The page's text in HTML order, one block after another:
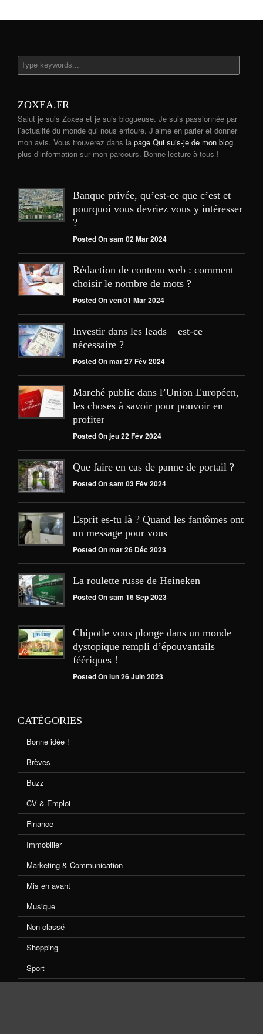
ZOXEA.FR
Salut je suis Zoxea et je suis blogueuse. Je suis passionnée par
l’actualité du monde qui nous entoure. J’aime en parler et donner
mon avis. Vous trouverez dans la page Qui suis-je de mon blog
plus d’information sur mon parcours. Bonne lecture à tous !
Banque privée, qu’est-ce que c’est et
pourquoi vous devriez vous y intéresser
?
Posted On sam 02 Mar 2024
Rédaction de contenu web : comment
choisir le nombre de mots ?
Posted On ven 01 Mar 2024
Investir dans les leads – est-ce
nécessaire ?
Posted On mar 27 Fév 2024
Marché public dans l’Union Européen,
les choses à savoir pour pouvoir en
profiter
Posted On jeu 22 Fév 2024
Que faire en cas de panne de portail ?
Posted On sam 03 Fév 2024
Esprit es-tu là ? Quand les fantômes ont
un message pour vous
Posted On mar 26 Déc 2023
La roulette russe de Heineken
Posted On sam 16 Sep 2023
Chipotle vous plonge dans un monde
dystopique rempli d’épouvantails
féériques !
Posted On lun 26 Juin 2023
CATÉGORIES
Bonne idée !
Brèves
Buzz
CV & Emploi
Finance
Immobilier
Marketing & Communication
Mis en avant
Musique
Non classé
Shopping
Sport